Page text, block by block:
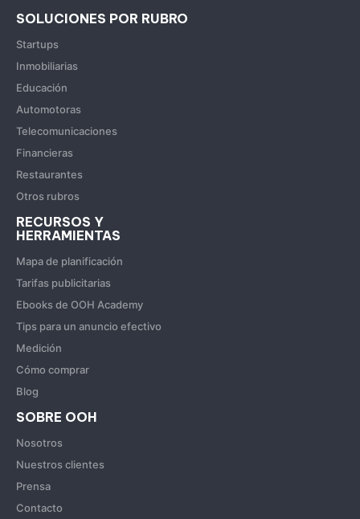
SOLUCIONES POR RUBRO
Startups
Inmobiliarias
Educación
Automotoras
Telecomunicaciones
Financieras
Restaurantes
Otros rubros
RECURSOS Y
HERRAMIENTAS
Mapa de planificación
Tarifas publicitarias
Ebooks de OOH Academy
Tips para un anuncio efectivo
Medición
Cómo comprar
Blog
SOBRE OOH
Nosotros
Nuestros clientes
Prensa
Contacto